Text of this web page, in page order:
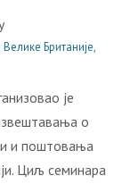
Британије,
је
o
и поштовања
Циљ семинара